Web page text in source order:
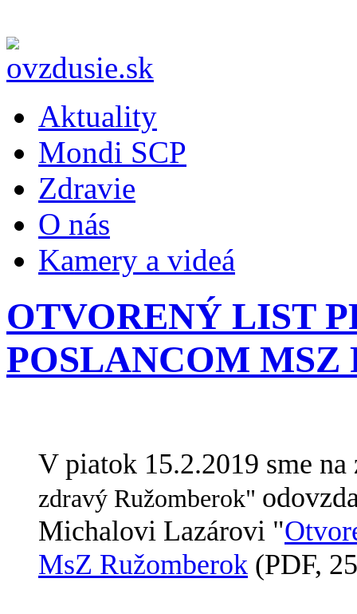
Aktuality
Mondi SCP
Zdravie
O nás
Kamery a videá
OTVORENÝ LIST
POSLANCOM
V piatok 15.2.2019 sme
zdravý Ružomberok"
Michalovi Lazárovi "
MsZ Ružomberok (PDF,